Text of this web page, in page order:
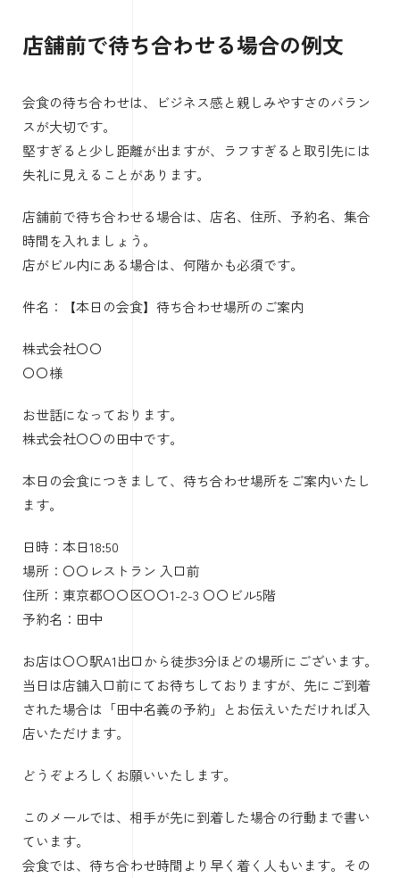
店舗前で待ち合わせる場合の例文
会食の待ち合わせは、ビジネス感と親しみやすさのバラン
スが大切です。
堅すぎると少し距離が出ますが、ラフすぎると取引先には
失礼に見えることがあります。
店舗前で待ち合わせる場合は、店名、住所、予約名、集合
時間を入れましょう。
店がビル内にある場合は、何階かも必須です。
件名：【本日の会食】待ち合わせ場所のご案内
株式会社〇〇
〇〇様
お世話になっております。
株式会社〇〇の田中です。
本日の会食につきまして、待ち合わせ場所をご案内いたし
ます。
日時：本日18:50
場所：〇〇レストラン 入口前
住所：東京都〇〇区〇〇1-2-3 〇〇ビル5階
予約名：田中
お店は〇〇駅A1出口から徒歩3分ほどの場所にございます。
当日は店舗入口前にてお待ちしておりますが、先にご到着
された場合は「田中名義の予約」とお伝えいただければ入
店いただけます。
どうぞよろしくお願いいたします。
このメールでは、相手が先に到着した場合の行動まで書い
ています。
会食では、待ち合わせ時間より早く着く人もいます。その